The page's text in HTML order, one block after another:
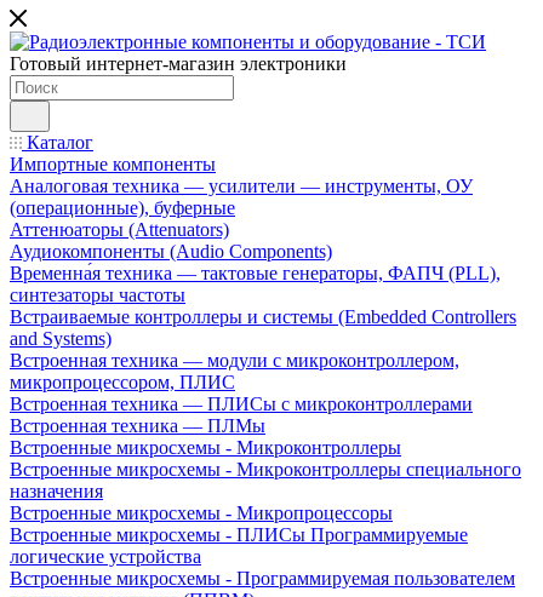
Готовый интернет-магазин электроники
Каталог
Импортные компоненты
Аналоговая техника — усилители — инструменты, ОУ
(операционные), буферные
Аттенюаторы (Attenuators)
Аудиокомпоненты (Audio Components)
Временна́я техника — тактовые генераторы, ФАПЧ (PLL),
синтезаторы частоты
Встраиваемые контроллеры и системы (Embedded Controllers
and Systems)
Встроенная техника — модули с микроконтроллером,
микропроцессором, ПЛИС
Встроенная техника — ПЛИСы с микроконтроллерами
Встроенная техника — ПЛМы
Встроенные микросхемы - Микроконтроллеры
Встроенные микросхемы - Микроконтроллеры специального
назначения
Встроенные микросхемы - Микропроцессоры
Встроенные микросхемы - ПЛИСы Программируемые
логические устройства
Встроенные микросхемы - Программируемая пользователем